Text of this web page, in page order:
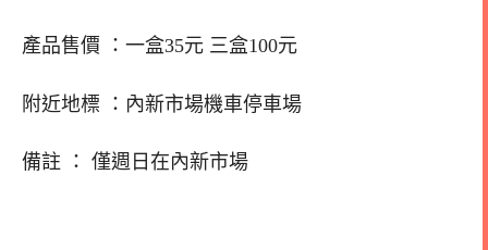
產品售價 ：一盒35元 三盒100元
附近地標 ：內新市場機車停車場
備註 ： 僅週日在內新市場